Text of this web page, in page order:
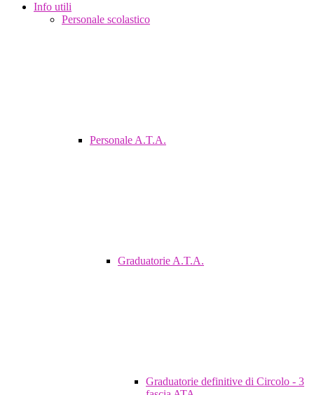
Info utili
Personale scolastico
Personale A.T.A.
Graduatorie A.T.A.
Graduatorie definitive di Circolo - 3